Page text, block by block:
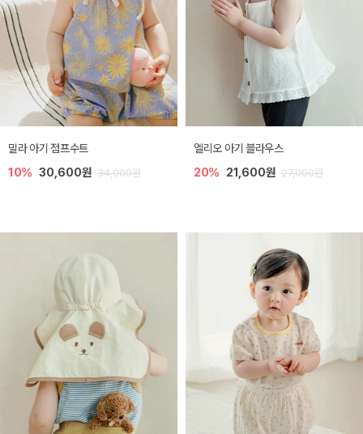
밀라 아기 점프수트
10% 30,600원 34,000원
엘리오 아기 블라우스
20% 21,600원 27,000원